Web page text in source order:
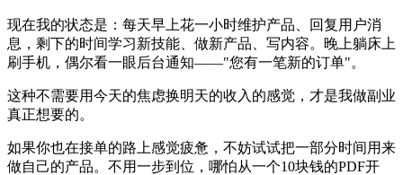
现在我的状态是：每天早上花一小时维护产品、回复用户消
息，剩下的时间学习新技能、做新产品、写内容。晚上躺床上
刷手机，偶尔看一眼后台通知——"您有一笔新的订单"。
这种不需要用今天的焦虑换明天的收入的感觉，才是我做副业
真正想要的。
如果你也在接单的路上感觉疲惫，不妨试试把一部分时间用来
做自己的产品。不用一步到位，哪怕从一个10块钱的PDF开